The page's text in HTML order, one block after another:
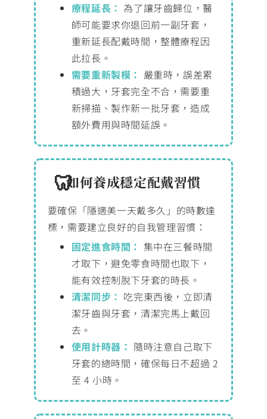
療程延長： 為了讓牙齒歸位，醫
師可能要求你退回前一副牙套，
重新延長配戴時間，整體療程因
此拉長。
需要重新製模： 嚴重時，誤差累
積過大，牙套完全不合，需要重
新掃描、製作新一批牙套，造成
額外費用與時間延誤。
如何養成穩定配戴習慣
要確保「隱適美一天戴多久」的時數達
標，需要建立良好的自我管理習慣：
固定進食時間： 集中在三餐時間
才取下，避免零食時間也取下，
能有效控制脫下牙套的時長。
清潔同步： 吃完東西後，立即清
潔牙齒與牙套，清潔完馬上戴回
去。
使用計時器： 隨時注意自己取下
牙套的總時間，確保每日不超過 2
至 4 小時。